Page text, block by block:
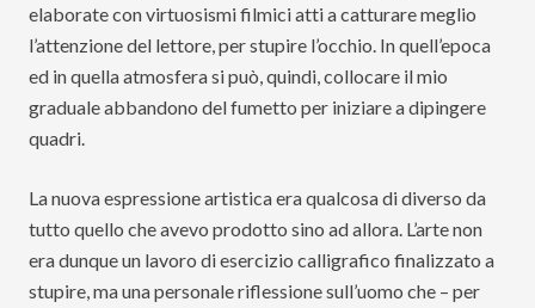
elaborate con virtuosismi filmici atti a catturare meglio
l’attenzione del lettore, per stupire l’occhio. In quell’epoca
ed in quella atmosfera si può, quindi, collocare il mio
graduale abbandono del fumetto per iniziare a dipingere
quadri.
La nuova espressione artistica era qualcosa di diverso da
tutto quello che avevo prodotto sino ad allora. L’arte non
era dunque un lavoro di esercizio calligrafico finalizzato a
stupire, ma una personale riflessione sull’uomo che – per